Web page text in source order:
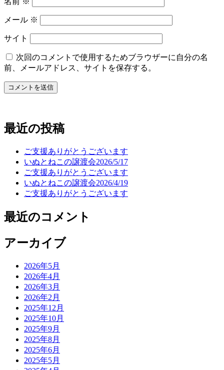
メール ※
サイト
次回のコメントで使用するためブラウザーに自分の名
前、メールアドレス、サイトを保存する。
最近の投稿
ご支援ありがとうございます
いぬとねこの譲渡会2026/5/17
ご支援ありがとうございます
いぬとねこの譲渡会2026/4/19
ご支援ありがとうございます
最近のコメント
アーカイブ
2026年5月
2026年4月
2026年3月
2026年2月
2025年12月
2025年10月
2025年9月
2025年8月
2025年6月
2025年5月